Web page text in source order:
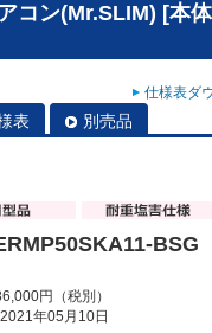
コン(Mr.SLIM) [本
仕様表ダ
表 別売品
BSG
円（税別）
年05月10日